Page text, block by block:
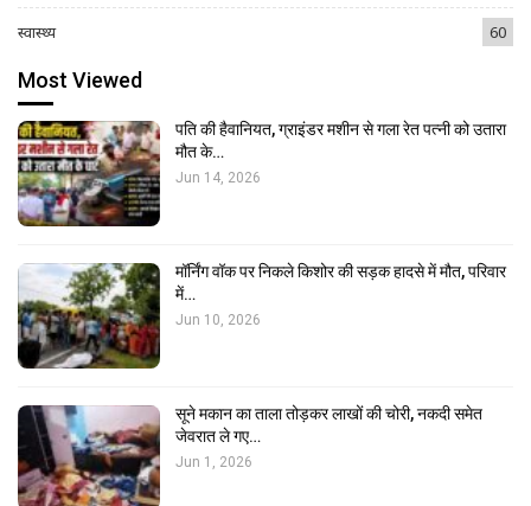
स्वास्थ्य 60
Most Viewed
पति की हैवानियत, ग्राइंडर मशीन से गला रेत पत्नी को उतारा
मौत के…
Jun 14, 2026
मॉर्निंग वॉक पर निकले किशोर की सड़क हादसे में मौत, परिवार
में…
Jun 10, 2026
सूने मकान का ताला तोड़कर लाखों की चोरी, नकदी समेत
जेवरात ले गए…
Jun 1, 2026